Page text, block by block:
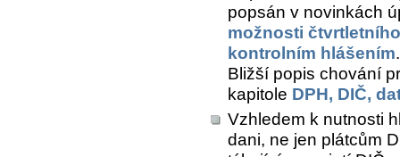
popsán v novinkách
možnosti
kontrolním hlášením.
Bližší popis chování
kapitole DPH, DIČ,
Vzhledem k nutnosti
dani, ne jen plátcům